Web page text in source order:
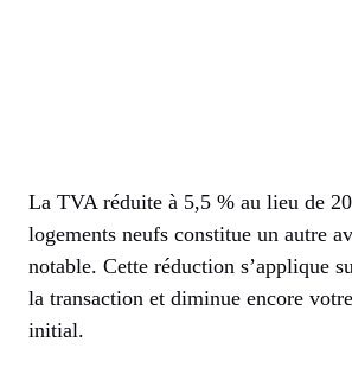
La TVA réduite à 5,5 % au lieu de
logements neufs constitue un autre
notable. Cette réduction s’applique
la transaction et diminue encore
initial.